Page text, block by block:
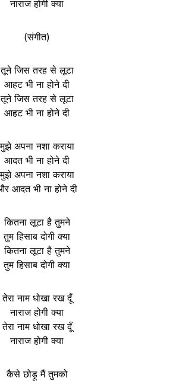
नाराज होगी क्या
(संगीत)
तूने जिस तरह से लूटा
आहट भी ना होने दी
तूने जिस तरह से लूटा
आहट भी ना होने दी
मुझे अपना नशा कराया
आदत भी ना होने दी
मुझे अपना नशा कराया
आदत भी ना होने दी
कितना लूटा है तुमने
तुम हिसाब दोगी क्या
कितना लूटा है तुमने
तुम हिसाब दोगी क्या
तेरा नाम धोखा रख दूँ
नाराज होगी क्या
तेरा नाम धोखा रख दूँ
नाराज होगी क्या
कैसे छोड़ू मैं तुमको